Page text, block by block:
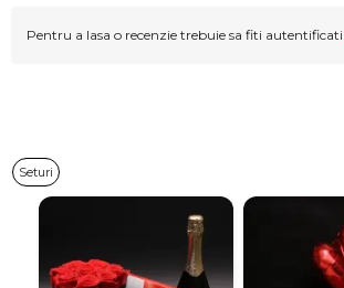
Pentru a lasa o recenzie trebuie sa fiti autentificati
Seturi